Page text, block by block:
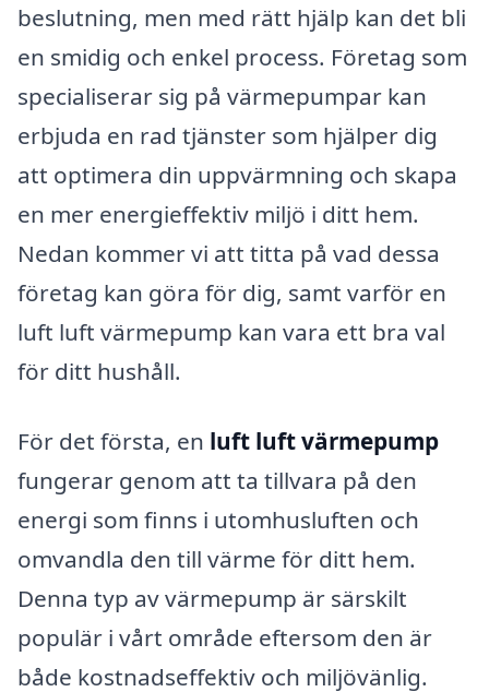
beslutning, men med rätt hjälp kan det bli
en smidig och enkel process. Företag som
specialiserar sig på värmepumpar kan
erbjuda en rad tjänster som hjälper dig
att optimera din uppvärmning och skapa
en mer energieffektiv miljö i ditt hem.
Nedan kommer vi att titta på vad dessa
företag kan göra för dig, samt varför en
luft luft värmepump kan vara ett bra val
för ditt hushåll.
För det första, en luft luft värmepump
fungerar genom att ta tillvara på den
energi som finns i utomhusluften och
omvandla den till värme för ditt hem.
Denna typ av värmepump är särskilt
populär i vårt område eftersom den är
både kostnadseffektiv och miljövänlig.